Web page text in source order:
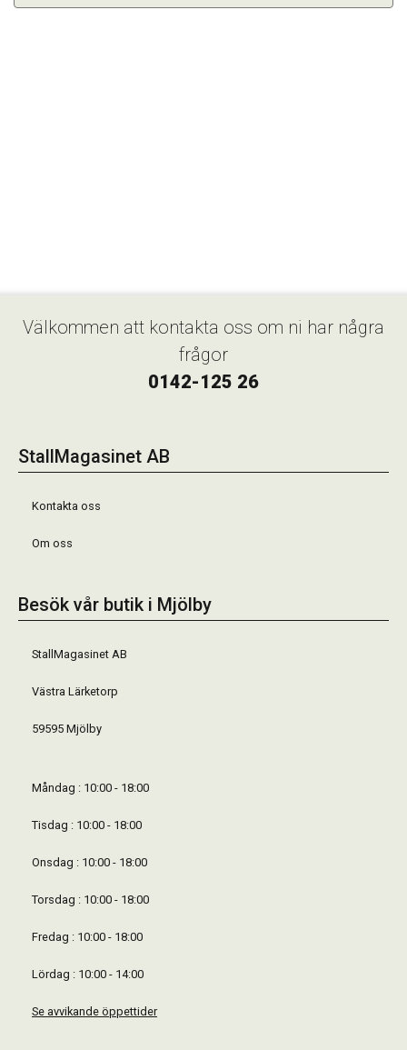
Välkommen att kontakta oss om ni har några
frågor
0142-125 26
StallMagasinet AB
Kontakta oss
Om oss
Besök vår butik i Mjölby
StallMagasinet AB
Västra Lärketorp
59595 Mjölby
Måndag : 10:00 - 18:00
Tisdag : 10:00 - 18:00
Onsdag : 10:00 - 18:00
Torsdag : 10:00 - 18:00
Fredag : 10:00 - 18:00
Lördag : 10:00 - 14:00
Se avvikande öppettider